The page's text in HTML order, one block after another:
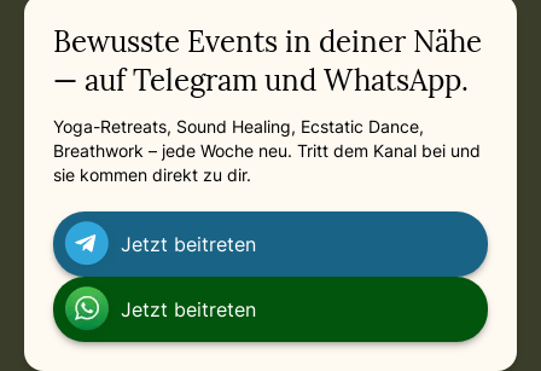
Bewusste Events in deiner Nähe
— auf Telegram und WhatsApp.
Yoga-Retreats, Sound Healing, Ecstatic Dance,
Breathwork – jede Woche neu. Tritt dem Kanal bei und
sie kommen direkt zu dir.
Jetzt beitreten
Jetzt beitreten